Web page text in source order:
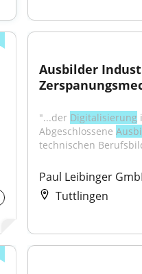
Ausbilder
"...der Digitalisierung
Abgeschlossene
technischen
Paul Leibinger
Tuttlingen